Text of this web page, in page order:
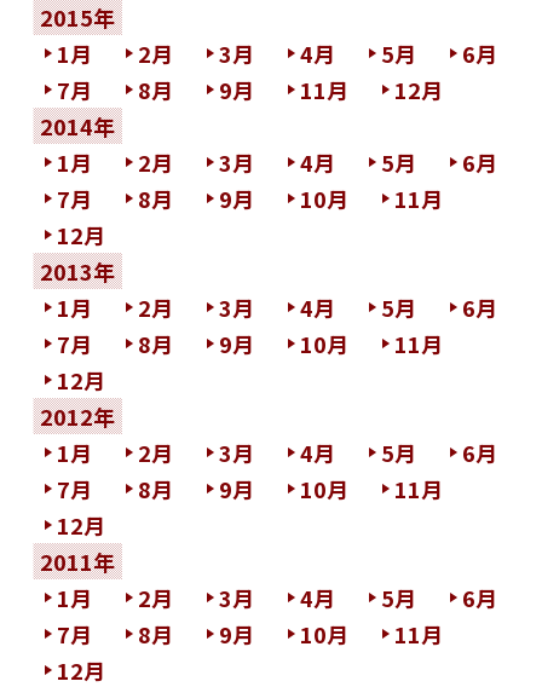
2015年
1月
2月 3月 4月 5月
6月
7月
8月 9月 11月
12月
2014年
1月
2月 3月 4月 5月
6月
7月
8月 9月 10月
11月
12月
2013年
1月
2月 3月 4月 5月
6月
7月
8月 9月 10月
11月
12月
2012年
1月
2月 3月 4月 5月
6月
7月
8月 9月 10月
11月
12月
2011年
1月
2月 3月 4月 5月
6月
7月
8月 9月 10月
11月
12月